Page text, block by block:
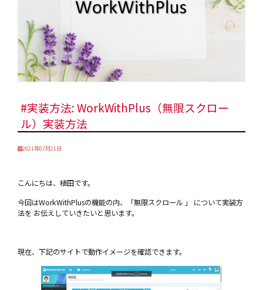
#実装方法: WorkWithPlus（無限スクロー
ル）実装方法
2021年07月21日
こんにちは、植田です。
今回はWorkWithPlusの機能の内、「無限スクロール 」 について実装方
法を お伝えしていきたいと思います。
現在、下記のサイトで動作イメージを確認できます。